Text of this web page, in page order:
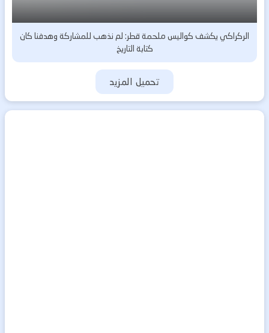
الركراكي يكشف كواليس ملحمة قطر: لم نذهب للمشاركة وهدفنا كان
كتابة التاريخ
تحميل المزيد